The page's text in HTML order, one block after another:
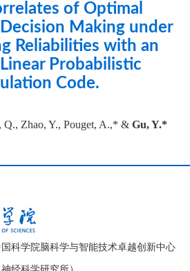
of Optimal
Making under
Reliabilities with an
Probabilistic
Code.
Q., Zhao, Y., Pouget, A.,* & Gu, Y.*
国科学院脑科学与智能技术卓越创新中心